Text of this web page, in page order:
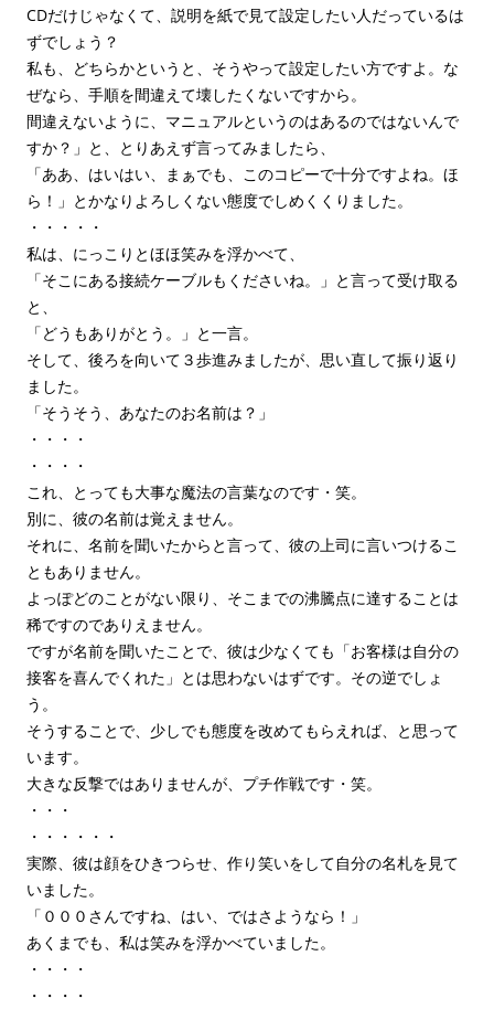
CDだけじゃなくて、説明を紙で見て設定したい人だっているは
ずでしょう？
私も、どちらかというと、そうやって設定したい方ですよ。な
ぜなら、手順を間違えて壊したくないですから。
間違えないように、マニュアルというのはあるのではないんで
すか？」と、とりあえず言ってみましたら、
「ああ、はいはい、まぁでも、このコピーで十分ですよね。ほ
ら！」とかなりよろしくない態度でしめくくりました。
・・・・・
私は、にっこりとほほ笑みを浮かべて、
「そこにある接続ケーブルもくださいね。」と言って受け取る
と、
「どうもありがとう。」と一言。
そして、後ろを向いて３歩進みましたが、思い直して振り返り
ました。
「そうそう、あなたのお名前は？」
・・・・
・・・・
これ、とっても大事な魔法の言葉なのです・笑。
別に、彼の名前は覚えません。
それに、名前を聞いたからと言って、彼の上司に言いつけるこ
ともありません。
よっぽどのことがない限り、そこまでの沸騰点に達することは
稀ですのでありえません。
ですが名前を聞いたことで、彼は少なくても「お客様は自分の
接客を喜んでくれた」とは思わないはずです。その逆でしょ
う。
そうすることで、少しでも態度を改めてもらえれば、と思って
います。
大きな反撃ではありませんが、プチ作戦です・笑。
・・・
・・・・・・
実際、彼は顔をひきつらせ、作り笑いをして自分の名札を見て
いました。
「０００さんですね、はい、ではさようなら！」
あくまでも、私は笑みを浮かべていました。
・・・・
・・・・